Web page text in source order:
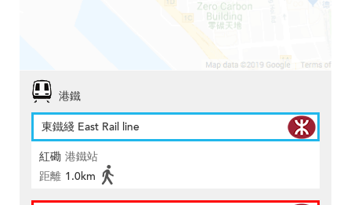
港鐵
東鐵綫 East Rail line
紅磡 港鐵站
距離 1.0km